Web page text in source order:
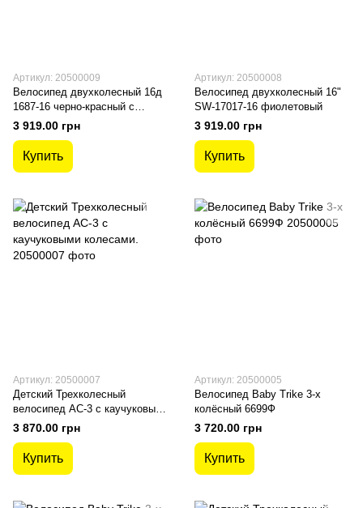
Артикул: 20500009
Велосипед двухколесный 16д
1687-16 черно-красный с
корзинкой и светящимся
3 919.00 грн
Купить
Артикул: 20500008
Велосипед двухколесный 16"
SW-17017-16 фиолетовый
3 919.00 грн
Купить
Артикул: 20500007
Детский Трехколесный
велосипед AC-3 с каучуковыми
колесами.
3 870.00 грн
Купить
Артикул: 20500005
Велосипед Baby Trike 3-х
колёсный 6699Ф
3 720.00 грн
Купить